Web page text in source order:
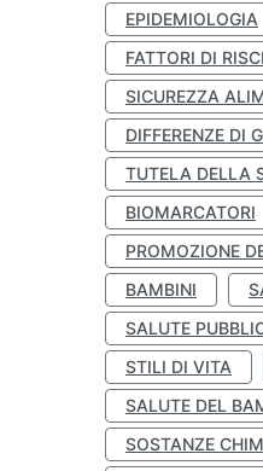
EPIDEMIOLOGIA
FATTORI DI
SICUREZZA
DIFFERENZE DI
TUTELA DELLA
BIOMARCATORI
PROMOZIONE
BAMBINI
SALUTE
STILI DI VITA
SALUTE DEL
SOSTANZE